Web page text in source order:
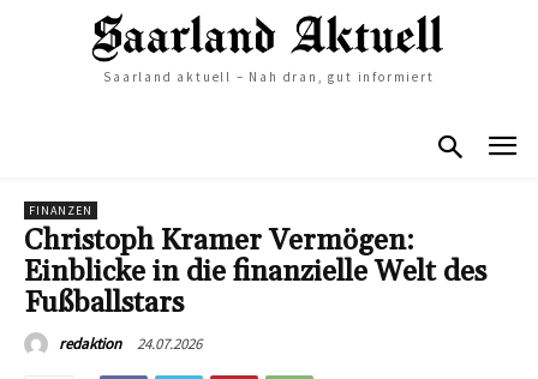
Saarland aktuell – Nah dran, gut informiert
FINANZEN
Christoph Kramer Vermögen:
Einblicke in die finanzielle Welt des
Fußballstars
redaktion 24.07.2026